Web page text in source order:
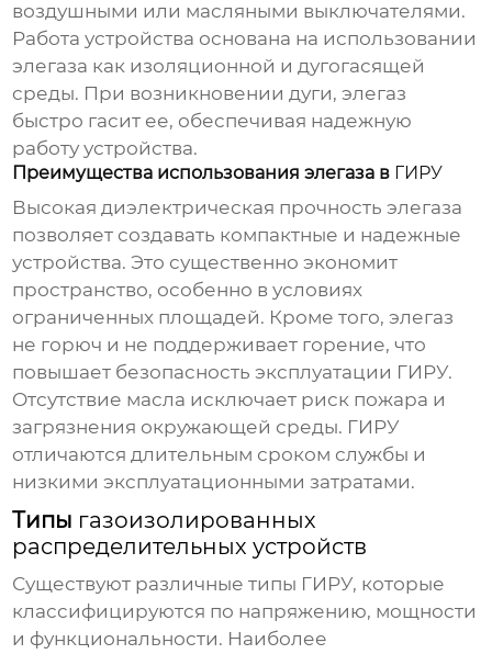
воздушными или масляными выключателями.
Работаустройства основана на использовании
элегаза как изоляционной и дугогасящей
среды. При возникновении дуги, элегаз
быстро гасит ее, обеспечивая надежную
работуустройства.
Преимущества использования элегаза в ГИРУ
Высокая диэлектрическая прочность элегаза
позволяет создавать компактные и надежные
устройства. Это существенно экономит
пространство, особенно в условиях
ограниченных площадей. Кроме того, элегаз
не горюч и не поддерживает горение, что
повышает безопасность эксплуатации ГИРУ.
Отсутствие масла исключает риск пожара и
загрязнения окружающей среды. ГИРУ
отличаются длительным сроком службы и
низкими эксплуатационными затратами.
Типы газоизолированных
распределительных устройств
Существуют различные типы ГИРУ, которые
классифицируются по напряжению, мощности
и функциональности. Наиболее